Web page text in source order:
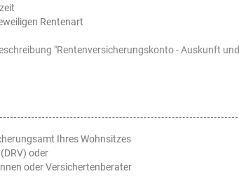
Rentenart
"Rentenversicherungskonto - Auskunft und
Ihres Wohnsitzes
oder
oder Versichertenberater